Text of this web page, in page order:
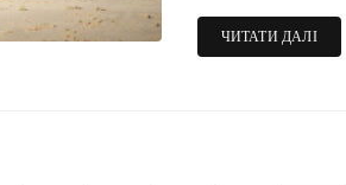
ЧИТАТИ ДАЛІ